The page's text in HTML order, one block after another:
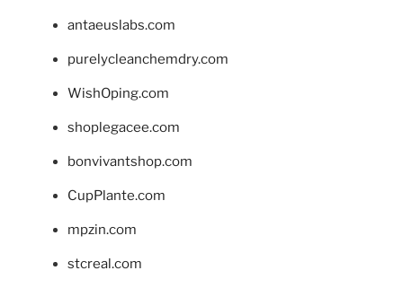
antaeuslabs.com
purelycleanchemdry.com
WishOping.com
shoplegacee.com
bonvivantshop.com
CupPlante.com
mpzin.com
stcreal.com